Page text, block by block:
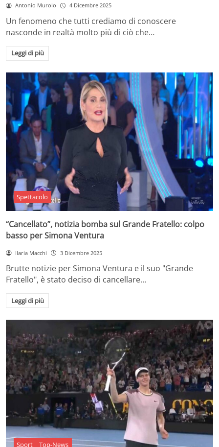
Antonio Murolo 4 Dicembre 2025
Un fenomeno che tutti crediamo di conoscere
nasconde in realtà molto più di ciò che…
Leggi di più
Spettacolo
“Cancellato”, notizia bomba sul Grande Fratello: colpo
basso per Simona Ventura
Ilaria Macchi 3 Dicembre 2025
Brutte notizie per Simona Ventura e il suo "Grande
Fratello", è stato deciso di cancellare…
Leggi di più
Sport Top-News